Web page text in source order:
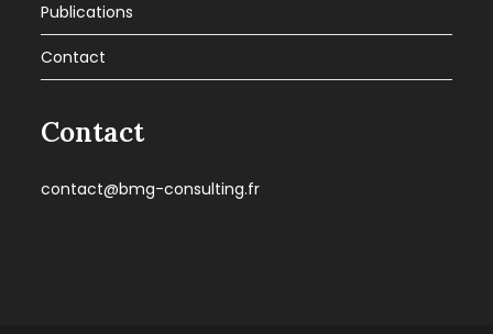
Publications
Contact
Contact
contact@bmg-consulting.fr